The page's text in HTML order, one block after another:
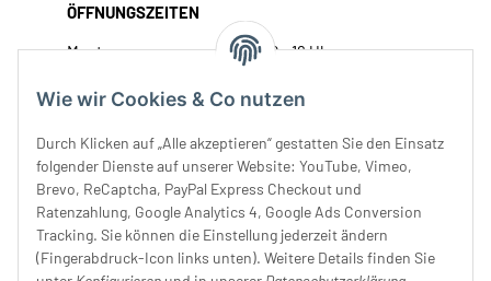
Wie wir Cookies & Co nutzen
Durch Klicken auf „Alle akzeptieren“ gestatten Sie den Einsatz
folgender Dienste auf unserer Website: YouTube, Vimeo,
Brevo, ReCaptcha, PayPal Express Checkout und
Ratenzahlung, Google Analytics 4, Google Ads Conversion
Tracking. Sie können die Einstellung jederzeit ändern
(Fingerabdruck-Icon links unten). Weitere Details finden Sie
ÖFFNUNGSZEITEN
Montag:
10 - 16 Uhr
Mittwoch:
10 - 18 Uhr
Freitag:
10 - 18 Uhr
Samstag:
10 - 14 Uhr
Unser Service
Rechtliches